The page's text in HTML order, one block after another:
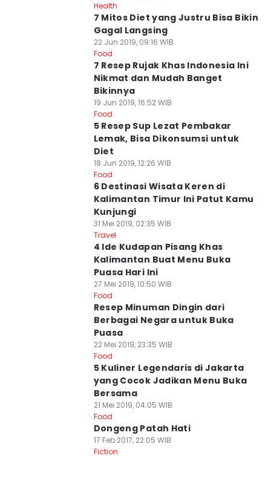
Health
7 Mitos Diet yang Justru Bisa Bikin
Gagal Langsing
22 Jun 2019, 09:16 WIB
Food
7 Resep Rujak Khas Indonesia Ini
Nikmat dan Mudah Banget
Bikinnya
19 Jun 2019, 16:52 WIB
Food
5 Resep Sup Lezat Pembakar
Lemak, Bisa Dikonsumsi untuk
Diet
18 Jun 2019, 12:26 WIB
Food
6 Destinasi Wisata Keren di
Kalimantan Timur Ini Patut Kamu
Kunjungi
31 Mei 2019, 02:35 WIB
Travel
4 Ide Kudapan Pisang Khas
Kalimantan Buat Menu Buka
Puasa Hari Ini
27 Mei 2019, 10:50 WIB
Food
Resep Minuman Dingin dari
Berbagai Negara untuk Buka
Puasa
22 Mei 2019, 23:35 WIB
Food
5 Kuliner Legendaris di Jakarta
yang Cocok Jadikan Menu Buka
Bersama
21 Mei 2019, 04:05 WIB
Food
Dongeng Patah Hati
17 Feb 2017, 22:05 WIB
Fiction